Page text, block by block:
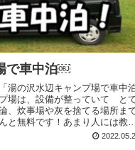
で車中泊￼
湯の沢水辺キャンプ場で車中
場は、設備が整っていて と
、炊事場や灰を捨てる場所ま
と無料です！あまり人には教
今回は特別に教えますね。